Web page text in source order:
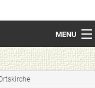
MENU